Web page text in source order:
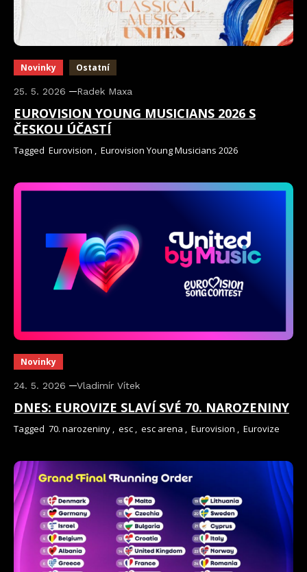
Novinky Ostatní
25. 5. 2026 Radek Maxa
EUROVISION YOUNG MUSICIANS 2026 S
ČESKOU ÚČASTÍ
Tagged Eurovision , Eurovision Young Musicians 2026
Novinky
24. 5. 2026 Vladimír Vítek
DNES: EUROVIZE SLAVÍ SVÉ 70. NAROZENINY
Tagged 70. narozeniny , esc , esc arena , Eurovision , Eurovize